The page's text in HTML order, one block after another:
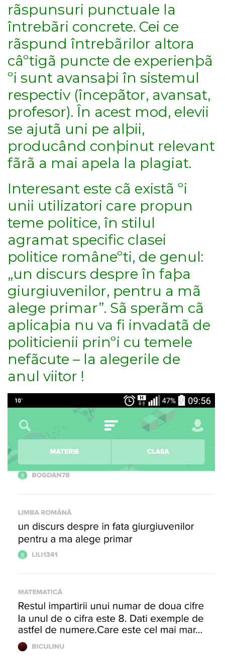
rãspunsuri punctuale la
întrebãri concrete. Cei ce
rãspund întrebãrilor altora
câºtigã puncte de experienþã
ºi sunt avansaþi în sistemul
respectiv (începãtor, avansat,
profesor). În acest mod, elevii
se ajutã uni pe alþii,
producând conþinut relevant
fãrã a mai apela la plagiat.
Interesant este cã existã ºi
unii utilizatori care propun
teme politice, în stilul
agramat specific clasei
politice româneºti, de genul:
„un discurs despre în faþa
giurgiuvenilor, pentru a mã
alege primar”. Sã sperãm cã
aplicaþia nu va fi invadatã de
politicienii prinºi cu temele
nefãcute – la alegerile de
anul viitor !